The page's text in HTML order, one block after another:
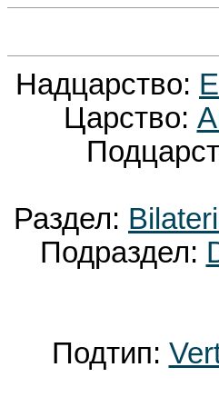
Надцарство:
Царство:
Раздел:
Подраздел:
Подтип: